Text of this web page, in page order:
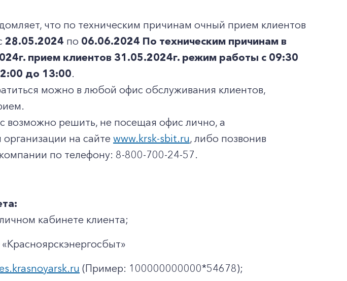
что по техническим причинам очный прием клиентов
28.05.2024 по 06.06.2024 По техническим причинам в
прием клиентов 31.05.2024г. режим работы с 09:30
до 13:00.
можно в любой офис обслуживания клиентов,
решить, не посещая офис лично, а
на сайте www.krsk-sbit.ru, либо позвонив
по телефону: 8-800-700-24-57.
кабинете клиента;
(Пример: 100000000000*54678);